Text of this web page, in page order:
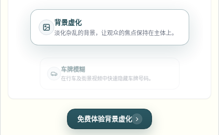
游戏与直播模糊
在线模糊照片中的人脸
人脸匿名化
FOIA、安全披露和编辑
批量车牌模糊
批量人脸模糊
产品
背景虚化
淡化杂乱的背景，让观众的焦点保持在主体上。
车牌模糊
在行车及街景视频中快速隐藏车牌号码。
人脸模糊
一键应用完美的人脸遮罩，保护个人隐私。
免费体验背景虚化